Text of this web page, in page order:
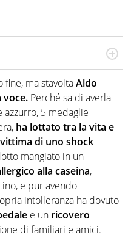
a tutto campo, è il
a chiedergli di boxe, di
ve ne farà innamorare
fine, ma stavoltaAldo
voce. Perché sa di averla
azzurro, 5 medaglie
ha lottato tra la vita e
di uno shock
mangiato in un
alla caseina,
e pur avendo
intolleranza ha dovuto
e un ricovero
di familiari e amici.